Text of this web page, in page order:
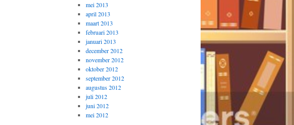
mei 2013
april 2013
maart 2013
februari 2013
januari 2013
december 2012
november 2012
oktober 2012
september 2012
augustus 2012
juli 2012
juni 2012
mei 2012